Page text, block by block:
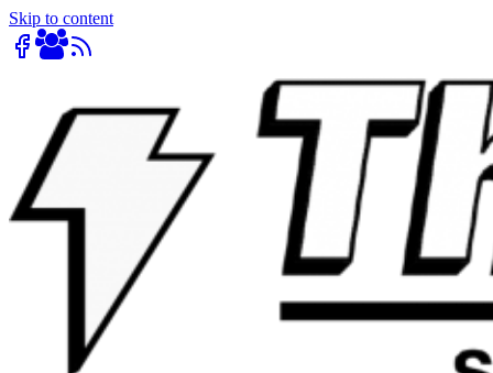
Skip to content